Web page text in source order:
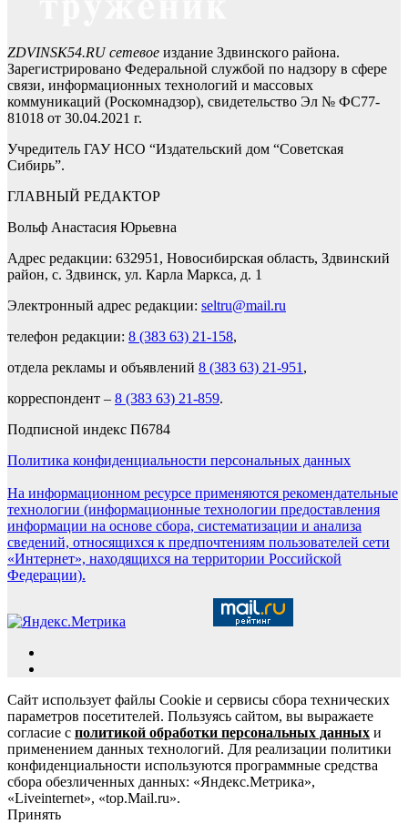
ZDVINSK54.RU сетевое издание Здвинского района.
Зарегистрировано Федеральной службой по надзору в сфере
связи, информационных технологий и массовых
коммуникаций (Роскомнадзор), свидетельство Эл № ФС77-
81018 от 30.04.2021 г.
Учредитель ГАУ НСО “Издательский дом “Советская
Сибирь”.
ГЛАВНЫЙ РЕДАКТОР
Вольф Анастасия Юрьевна
Адрес редакции: 632951, Новосибирская область, Здвинский
район, с. Здвинск, ул. Карла Маркса, д. 1
Электронный адрес редакции: seltru@mail.ru
телефон редакции: 8 (383 63) 21-158,
отдела рекламы и объявлений 8 (383 63) 21-951 ,
корреспондент – 8 (383 63) 21-859.
Подписной индекс П6784
Политика конфиденциальности персональных данных
На информационном ресурсе применяются рекомендательные
технологии (информационные технологии предоставления
информации на основе сбора, систематизации и анализа
сведений, относящихся к предпочтениям пользователей сети
«Интернет», находящихся на территории Российской
Федерации).
Сайт использует файлы Cookie и сервисы сбора технических
параметров посетителей. Пользуясь сайтом, вы выражаете
согласие с политикой обработки персональных данных и
применением данных технологий. Для реализации политики
конфиденциальности используются программные средства
сбора обезличенных данных: «Яндекс.Метрика»,
«Liveinternet», «top.Mail.ru».
Принять